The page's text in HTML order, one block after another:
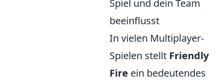
Spiel und dein Team
beeinflusst
In vielen Multiplayer-
Spielen stellt Friendly
Fire ein bedeutendes